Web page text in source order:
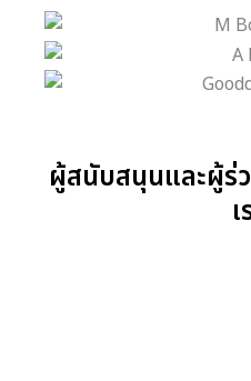
ผู้สนับสนุนและผู้ร่